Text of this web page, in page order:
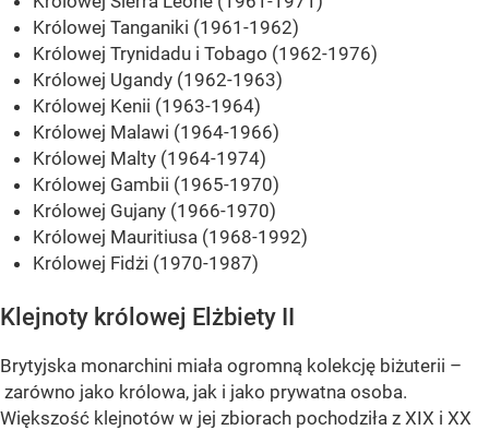
Królowej Tanganiki (1961-1962)
Królowej Trynidadu i Tobago (1962-1976)
Królowej Ugandy (1962-1963)
Królowej Kenii (1963-1964)
Królowej Malawi (1964-1966)
Królowej Malty (1964-1974)
Królowej Gambii (1965-1970)
Królowej Gujany (1966-1970)
Królowej Mauritiusa (1968-1992)
Królowej Fidżi (1970-1987)
Klejnoty królowej Elżbiety II
Brytyjska monarchini miała ogromną kolekcję biżuterii –
zarówno jako królowa, jak i jako prywatna osoba.
Większość klejnotów w jej zbiorach pochodziła z XIX i XX